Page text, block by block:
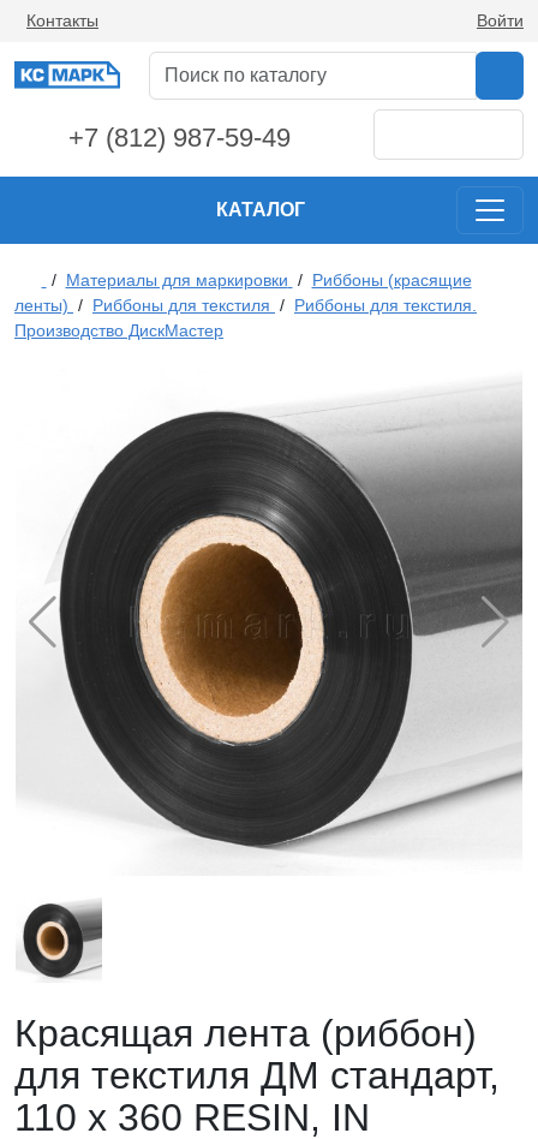
Контакты Войти
+7 (812) 987-59-49
КАТАЛОГ
/ Материалы для маркировки / Риббоны (красящие
ленты) / Риббоны для текстиля / Риббоны для текстиля.
Производство ДискМастер
Красящая лента (риббон)
для текстиля ДМ стандарт,
110 х 360 RESIN, IN